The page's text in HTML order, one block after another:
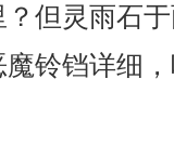
但灵雨石
铃铛详细